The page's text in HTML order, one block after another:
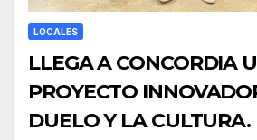
LOCALES
LLEGA A CONCORDIA
PROYECTO
DUELO Y LA CULTURA.